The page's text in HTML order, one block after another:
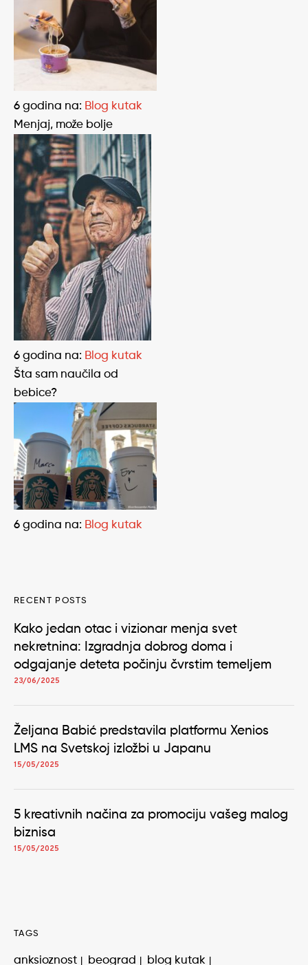
6 godina na: Blog kutak
Menjaj, može bolje
6 godina na: Blog kutak
Šta sam naučila od
bebice?
6 godina na: Blog kutak
RECENT POSTS
Kako jedan otac i vizionar menja svet
nekretnina: Izgradnja dobrog doma i
odgajanje deteta počinju čvrstim temeljem
23/06/2025
Željana Babić predstavila platformu Xenios
LMS na Svetskoj izložbi u Japanu
15/05/2025
5 kreativnih načina za promociju vašeg malog
biznisa
15/05/2025
TAGS
anksioznost beograd blog kutak